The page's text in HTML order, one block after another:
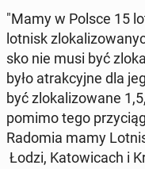
"Mamy w Polsce 15
lotnisk
sko nie musi być
było atrak­cyj­ne dla
być zlo­ka­li­zo­wa­ne
pomimo tego
Radomia mamy
Łodzi, Ka­to­wi­cach i